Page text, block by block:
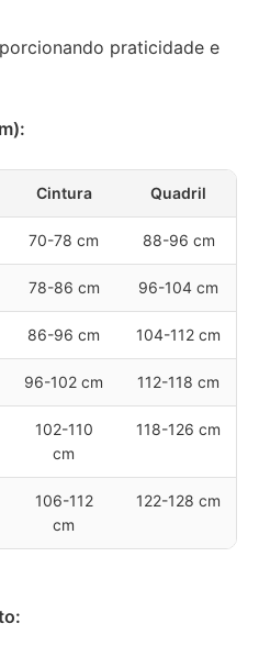
praticidade e
Cintura Quadril
70-78 cm 88-96 cm
78-86 cm 96-104 cm
86-96 cm 104-112 cm
96-102 cm 112-118 cm
102-110
cm
118-126 cm
106-112
cm
122-128 cm